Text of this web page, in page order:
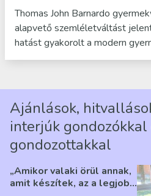
Thomas John Barnardo
alapvető szemléletváltást
hatást gyakorolt a modern
Ajánlások,
interjúk gondozókkal
gondozottakkal
„Amikor valaki örül annak,
amit készítek, az a legjobb